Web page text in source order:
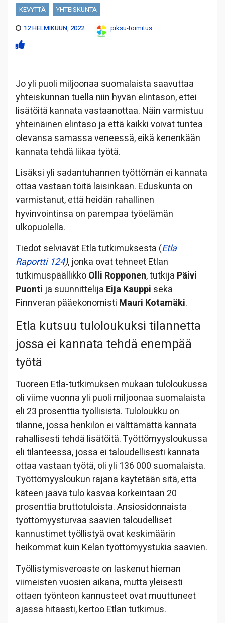
KEVYTTÄ
YHTEISKUNTA
12 HELMIKUUN, 2022
piksu-toimitus
Jo yli puoli miljoonaa suomalaista saavuttaa
yhteiskunnan tuella niin hyvän elintason, ettei
lisätöitä kannata vastaanottaa. Näin varmistuu
yhteinäinen elintaso ja että kaikki voivat tuntea
olevansa samassa veneessä, eikä kenenkään
kannata tehdä liikaa työtä.
Lisäksi yli sadantuhannen työttömän ei kannata
ottaa vastaan töitä laisinkaan. Eduskunta on
varmistanut, että heidän rahallinen
hyvinvointinsa on parempaa työelämän
ulkopuolella.
Tiedot selviävät Etla tutkimuksesta (Etla
Raportti 124), jonka ovat tehneet Etlan
tutkimuspäällikköOlli Ropponen, tutkija Päivi
Puonti ja suunnittelija Eija Kauppi sekä
Finnveran pääekonomisti Mauri Kotamäki.
Etla kutsuu tuloloukuksi tilannetta
jossa ei kannata tehdä enempää
työtä
Tuoreen Etla-tutkimuksen mukaan tuloloukussa
oli viime vuonna yli puoli miljoonaa suomalaista
eli 23 prosenttia työllisistä. Tuloloukku on
tilanne, jossa henkilön ei välttämättä kannata
rahallisesti tehdä lisätöitä. Työttömyysloukussa
eli tilanteessa, jossa ei taloudellisesti kannata
ottaa vastaan työtä, oli yli 136 000 suomalaista.
Työttömyysloukun rajana käytetään sitä, että
käteen jäävä tulo kasvaa korkeintaan 20
prosenttia bruttotuloista. Ansiosidonnaista
työttömyysturvaa saavien taloudelliset
kannustimet työllistyä ovat keskimäärin
heikommat kuin Kelan työttömyystukia saavien.
Työllistymisveroaste on laskenut hieman
viimeisten vuosien aikana, mutta yleisesti
ottaen työnteon kannusteet ovat muuttuneet
ajassa hitaasti, kertoo Etlan tutkimus.